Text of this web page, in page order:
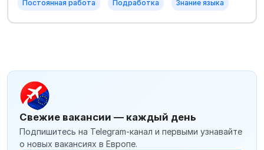
Постоянная работа Подработка Знание языка
Свежие вакансии — каждый день
Подпишитесь на Telegram-канал и первыми узнавайте
о новых вакансиях в Европе.